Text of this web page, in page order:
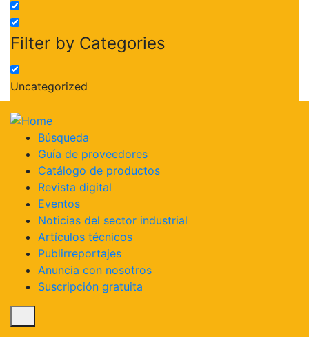
Filter by Categories
Uncategorized
Búsqueda
Guía de proveedores
Catálogo de productos
Revista digital
Eventos
Noticias del sector industrial
Artículos técnicos
Publirreportajes
Anuncia con nosotros
Suscripción gratuita
« Todos los Eventos
Este evento ha pasado.
Expo Perú Industrial 2025
agosto 21, 2025 @ 8:00 am
5:00 pm